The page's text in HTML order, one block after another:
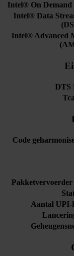
Intel® On
Intel® Data
Intel® Advanced
DTS
Code
Aantal UPI-